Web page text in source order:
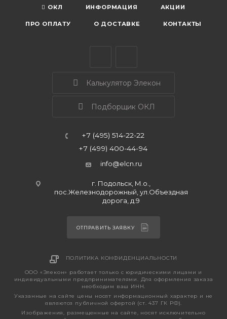
ОКЛ ИНФОРМАЦИЯ АКЦИИ
ПРО ОПЛАТУ О ДОСТАВКЕ КОНТАКТЫ
Калькулятор Элекон
Подборщик ОКЛ
+7 (495) 514-22-22
+7 (499) 400-44-94
info@elcn.ru
г. Подольск, М.о.,
пос.Железнодорожный, ул.Объездная
дорога, д.9
ОТПРАВИТЬ ЗАЯВКУ
ПОЛИТИКА КОНФИДЕНЦИАЛЬНОСТИ
ООО «Элекон» работает только с юридическими лицами и
индивидуальными предпринимателями. Для оформления заказа
необходим ваш ИНН.
Указанные на сайте цены носят информационный характер и не
являются публичной офертой (ст. 437 ГК РФ).
Изображения, размещенные на сайте, носят исключительно